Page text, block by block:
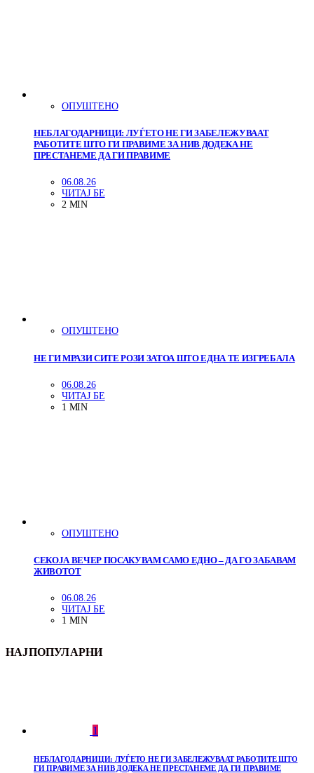
ОПУШТЕНО
НЕБЛАГОДАРНИЦИ: ЛУЃЕТО НЕ ГИ ЗАБЕЛЕЖУВААТ
РАБОТИТЕ ШТО ГИ ПРАВИМЕ ЗА НИВ ДОДЕКА НЕ
ПРЕСТАНЕМЕ ДА ГИ ПРАВИМЕ
06.08.26
ЧИТАЈ БЕ
2 MIN
ОПУШТЕНО
НЕ ГИ МРАЗИ СИТЕ РОЗИ ЗАТОА ШТО ЕДНА ТЕ ИЗГРЕБАЛА
06.08.26
ЧИТАЈ БЕ
1 MIN
ОПУШТЕНО
СЕКОЈА ВЕЧЕР ПОСАКУВАМ САМО ЕДНО – ДА ГО ЗАБАВАМ
ЖИВОТОТ
06.08.26
ЧИТАЈ БЕ
1 MIN
НАЈПОПУЛАРНИ
1
НЕБЛАГОДАРНИЦИ: ЛУЃЕТО НЕ ГИ ЗАБЕЛЕЖУВААТ РАБОТИТЕ ШТО
ГИ ПРАВИМЕ ЗА НИВ ДОДЕКА НЕ ПРЕСТАНЕМЕ ДА ГИ ПРАВИМЕ